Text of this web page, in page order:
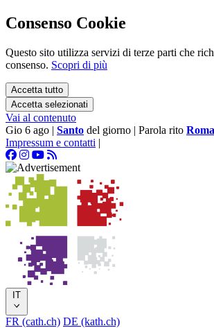
Consenso Cookie
Questo sito utilizza servizi di terze parti che
consenso. Scopri di più
Accetta tutto
Accetta selezionati
Vai al contenuto
Gio 6 ago | Santo del giorno | Parola rito
Impressum e contatti |
IT
FR (cath.ch) DE (kath.ch)